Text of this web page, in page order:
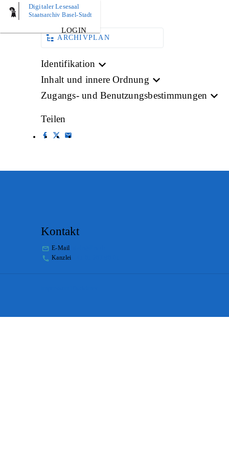
Digitaler Lesesaal
Staatsarchiv Basel-Stadt
LOGIN
BILD
ARCHIVPLAN
Identifikation
Inhalt und innere Ordnung
Zugangs- und Benutzungsbestimmungen
Teilen
Kontakt
E-Mail
Kanzlei